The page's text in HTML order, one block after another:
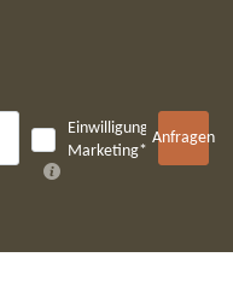
Einwilligung
Marketing*
Anfragen